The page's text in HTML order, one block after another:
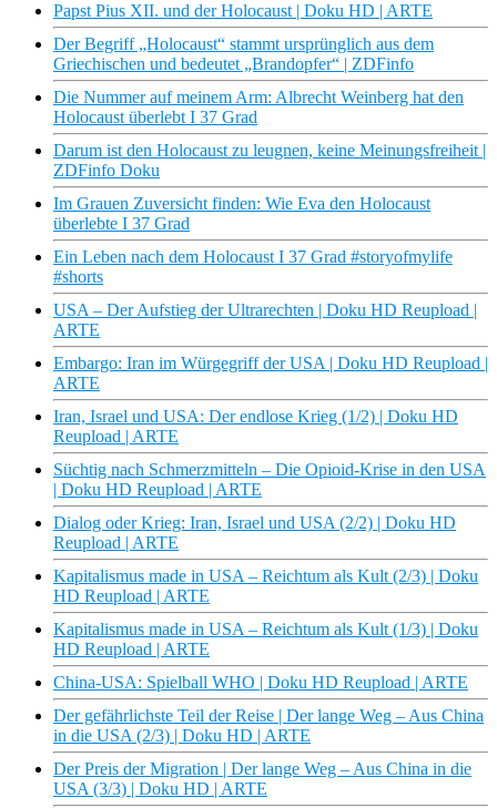
Papst Pius XII. und der Holocaust | Doku HD | ARTE
Der Begriff „Holocaust“ stammt ursprünglich aus dem
Griechischen und bedeutet „Brandopfer“ | ZDFinfo
Die Nummer auf meinem Arm: Albrecht Weinberg hat den
Holocaust überlebt I 37 Grad
Darum ist den Holocaust zu leugnen, keine Meinungsfreiheit |
ZDFinfo Doku
Im Grauen Zuversicht finden: Wie Eva den Holocaust
überlebte I 37 Grad
Ein Leben nach dem Holocaust I 37 Grad #storyofmylife
#shorts
USA – Der Aufstieg der Ultrarechten | Doku HD Reupload |
ARTE
Embargo: Iran im Würgegriff der USA | Doku HD Reupload |
ARTE
Iran, Israel und USA: Der endlose Krieg (1/2) | Doku HD
Reupload | ARTE
Süchtig nach Schmerzmitteln – Die Opioid-Krise in den USA
| Doku HD Reupload | ARTE
Dialog oder Krieg: Iran, Israel und USA (2/2) | Doku HD
Reupload | ARTE
Kapitalismus made in USA – Reichtum als Kult (2/3) | Doku
HD Reupload | ARTE
Kapitalismus made in USA – Reichtum als Kult (1/3) | Doku
HD Reupload | ARTE
China-USA: Spielball WHO | Doku HD Reupload | ARTE
Der gefährlichste Teil der Reise | Der lange Weg – Aus China
in die USA (2/3) | Doku HD | ARTE
Der Preis der Migration | Der lange Weg – Aus China in die
USA (3/3) | Doku HD | ARTE